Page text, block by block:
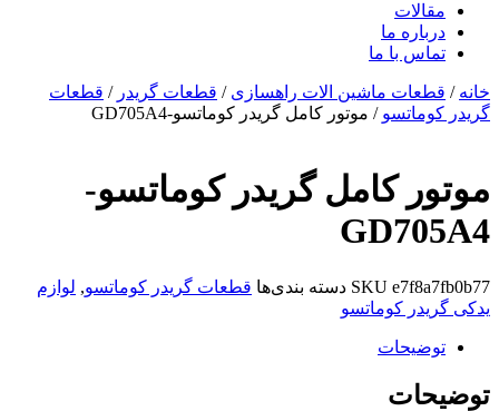
ما
با ما
ماشین الات راهسازی/ قطعات گریدر/قطعات
/ موتور کامل گریدر کوماتسو-GD705A4
کامل گریدر کوماتسو-
SKU دسته بندی‌ها قطعات گریدر کوماتسو, لوازم
کوماتسو